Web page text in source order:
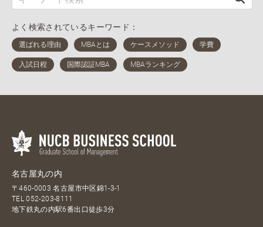
よく検索されているキーワード：
名古屋丸の内
〒460-0003 名古屋市中区錦1-3-1
TEL052-203-8111
地下鉄丸の内駅6番出口徒歩3分